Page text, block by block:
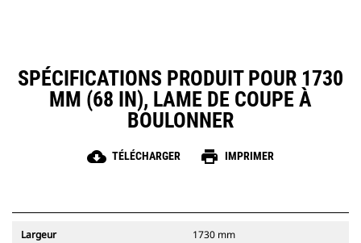
SPÉCIFICATIONS PRODUIT POUR 1730
MM (68 IN), LAME DE COUPE À
BOULONNER
cloud_download TÉLÉCHARGER print IMPRIMER
Largeur 1730 mm